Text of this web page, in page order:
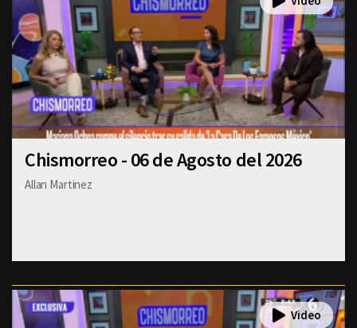
Chismorreo - 06 de Agosto del 2026
Allan Martinez